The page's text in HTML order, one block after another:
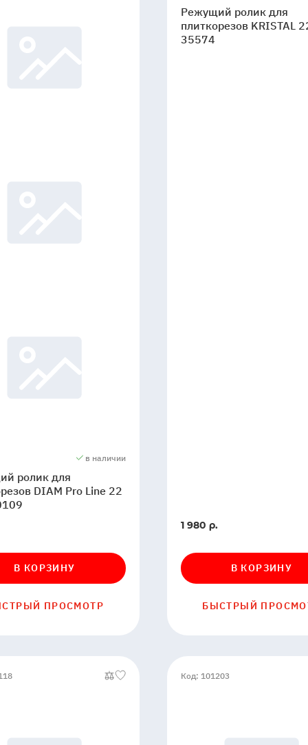
в наличии
ролик для
DIAM Pro Line 22
В КОРЗИНУ
ПРОСМОТР
ролик
для
плиткорезов
Режущий ролик для
плиткорезов KRISTAL
35574
В
1 980 р.
В КОРЗИНУ
БЫСТРЫЙ
Код: 101203